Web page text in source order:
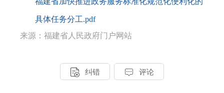
具体任务分工.pdf
来源：福建省人民政府门户网站
 纠错  评论